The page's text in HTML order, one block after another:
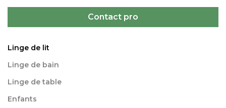
Contact pro
Linge de lit
Linge de bain
Linge de table
Enfants